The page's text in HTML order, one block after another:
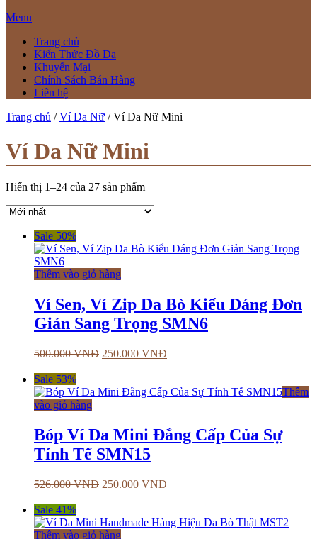
Menu
Trang chủ
Kiến Thức Đồ Da
Khuyến Mại
Chính Sách Bán Hàng
Liên hệ
Trang chủ /Ví Da Nữ / Ví Da Nữ Mini
Ví Da Nữ Mini
Hiển thị 1–24 của 27 sản phẩm
Sale 50%
Thêm vào giỏ hàng
Ví Sen, Ví Zip Da Bò Kiểu Dáng Đơn
Giản Sang Trọng SMN6
500.000VNĐ 250.000 VNĐ
Sale 53%
Thêm
vào giỏ hàng
Bóp Ví Da Mini Đẳng Cấp Của Sự
Tính Tế SMN15
526.000VNĐ 250.000 VNĐ
Sale 41%
Thêm vào giỏ hàng